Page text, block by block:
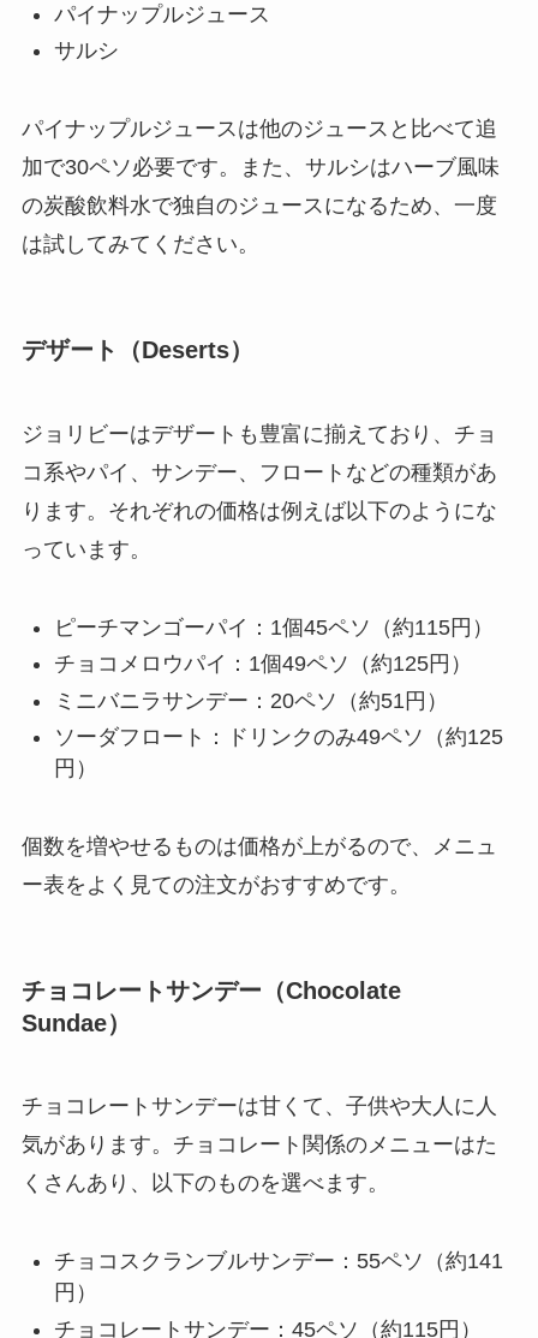
パイナップルジュース
サルシ
パイナップルジュースは他のジュースと比べて追
加で30ペソ必要です。また、サルシはハーブ風味
の炭酸飲料水で独自のジュースになるため、一度
は試してみてください。
デザート（Deserts）
ジョリビーはデザートも豊富に揃えており、チョ
コ系やパイ、サンデー、フロートなどの種類があ
ります。それぞれの価格は例えば以下のようにな
っています。
ピーチマンゴーパイ：1個45ペソ（約115円）
チョコメロウパイ：1個49ペソ（約125円）
ミニバニラサンデー：20ペソ（約51円）
ソーダフロート：ドリンクのみ49ペソ（約125
円）
個数を増やせるものは価格が上がるので、メニュ
ー表をよく見ての注文がおすすめです。
チョコレートサンデー（Chocolate
Sundae）
チョコレートサンデーは甘くて、子供や大人に人
気があります。チョコレート関係のメニューはた
くさんあり、以下のものを選べます。
チョコスクランブルサンデー：55ペソ（約141
円）
チョコレートサンデー：45ペソ（約115円）